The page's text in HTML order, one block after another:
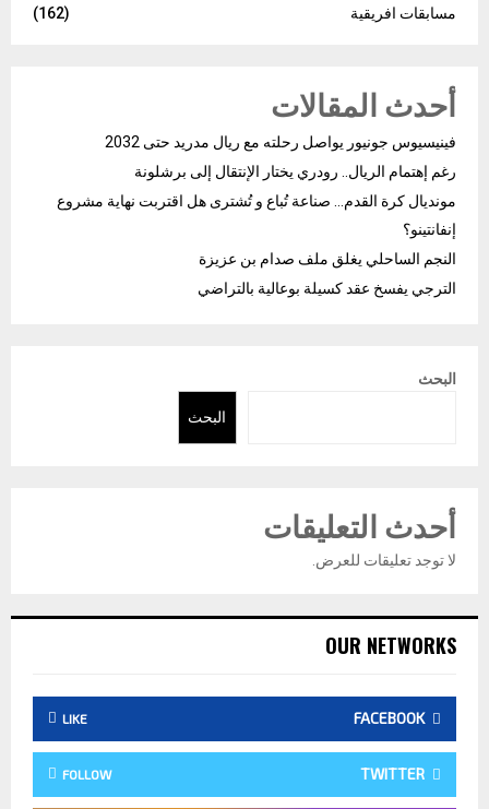
مسابقات افريقية
(162)
أحدث المقالات
فينيسيوس جونيور يواصل رحلته مع ريال مدريد حتى 2032
رغم إهتمام الريال.. رودري يختار الإنتقال إلى برشلونة
مونديال كرة القدم… صناعة تُباع و تُشترى هل اقتربت نهاية مشروع
إنفانتينو؟
النجم الساحلي يغلق ملف صدام بن عزيزة
الترجي يفسخ عقد كسيلة بوعالية بالتراضي
البحث
البحث
أحدث التعليقات
لا توجد تعليقات للعرض.
OUR NETWORKS
FACEBOOK
LIKE
TWITTER
FOLLOW